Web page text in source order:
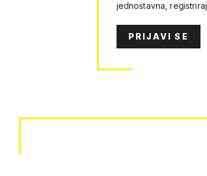
jednostavna,
PRIJAVI SE